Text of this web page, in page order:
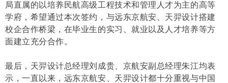
局直属的以培养民航高级工程技术和管理人才为主的高等
学府，希望通过本次签约，与远东京航安、天羿设计搭建
校企合作桥梁，在毕业生的实习、就业以及人才培养等方
面建立充分合作。
最后，天羿设计总经理刘成贵、京航安副总经理朱江均表
示，一直以来，远东京航安、天羿设计都十分重视与中国